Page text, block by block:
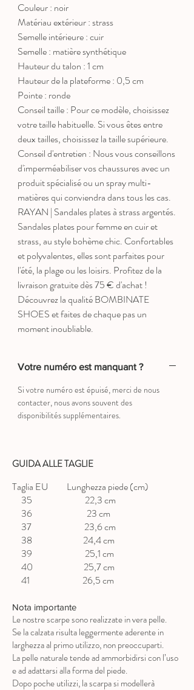
Couleur : noir
Matériau extérieur : strass
Semelle intérieure : cuir
Semelle : matière synthétique
Hauteur du talon : 1 cm
Hauteur de la plateforme : 0,5 cm
Pointe : ronde
Conseil taille : Pour ce modèle, choisissez
votre taille habituelle. Si vous êtes entre
deux tailles, choisissez la taille supérieure.
Conseil d'entretien : Nous vous conseillons
d'imperméabiliser vos chaussures avec un
produit spécialisé ou un spray multi-
matières qui conviendra dans tous les cas.
RAYAN | Sandales plates à strass argentés.
Sandales plates pour femme en cuir et
strass, au style bohème chic. Confortables
et polyvalentes, elles sont parfaites pour
l'été, la plage ou les loisirs. Profitez de la
livraison gratuite dès 75 € d'achat !
Découvrez la qualité BOMBINATE
SHOES et faites de chaque pas un
moment inoubliable.
Votre numéro est manquant ?
Si votre numéro est épuisé, merci de nous
contacter, nous avons souvent des
disponibilités supplémentaires.
GUIDA ALLE TAGLIE
Taglia EU Lunghezza piede (cm)
35 22,3 cm
36 23 cm
37 23,6 cm
38 24,4 cm
39 25,1 cm
40 25,7 cm
41 26,5 cm
Nota importante
Le nostre scarpe sono realizzate in vera pelle.
Se la calzata risulta leggermente aderente in
larghezza al primo utilizzo, non preoccuparti.
La pelle naturale tende ad ammorbidirsi con l’uso
e ad adattarsi alla forma del piede.
Dopo poche utilizzi, la scarpa si modellerà